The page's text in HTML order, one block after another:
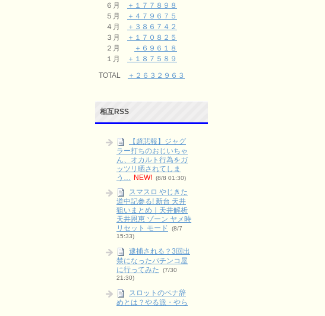
６月
＋１７７８９８
５月
＋４７９６７５
４月
＋３８６７４２
３月
＋１７０８２５
２月
＋６９６１８
１月
＋１８７５８９
TOTAL
＋２６３２９６３
相互RSS
【超悲報】ジャグ
ラー打ちのおじいちゃ
ん、オカルト行為をガ
ッツリ晒されてしま
う… NEW! (8/8 01:30)
スマスロ やじきた
道中記参る! 新台 天井
狙いまとめ｜天井解析
天井恩恵 ゾーン ヤメ時
リセット モード
(8/7
15:33)
逮捕される？3回出
禁になったパチンコ屋
に行ってみた
(7/30
21:30)
スロットのペナ辞
めとは？やる派・やら